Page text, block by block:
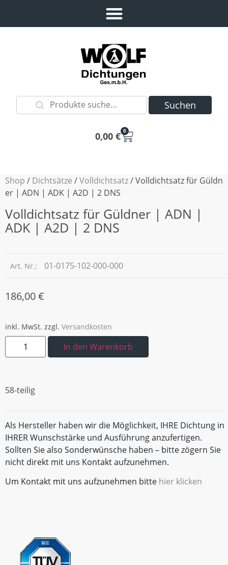
Suchen
0,00 € 0
Shop / Dichtsätze /Volldichtsatz/ Volldichtsatz für Güldn
er | ADN | ADK | A2D | 2 DNS
Volldichtsatz für Güldner | ADN |
ADK | A2D | 2 DNS
Art. Nr.: 01-0175-102-000-000
186,00€
inkl. MwSt. zzgl. Versandkosten
In den Warenkorb
58-teilig
Als Hersteller haben wir die Möglichkeit, IHRE Dichtung in
IHRER Wunschstärke und Ausführung anzufertigen.
Sollten Sie also Sonderwünsche haben – bitte zögern Sie
nicht direkt mit uns Kontakt aufzunehmen.
Um Kontakt mit uns aufzunehmen bitte hier klicken